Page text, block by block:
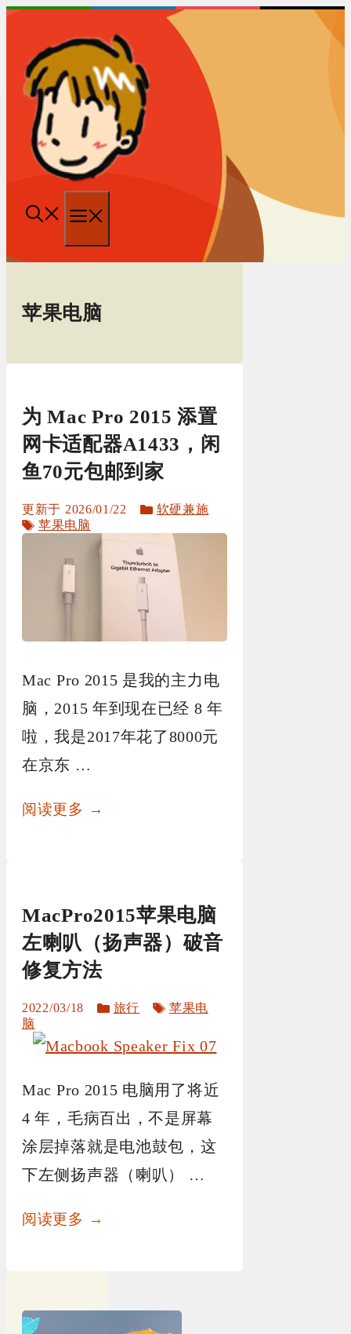
跳
单
苹果电脑
为 Mac Pro 2015 添置
网卡适配器A1433，闲
鱼70元包邮到家
2026/01/22
分
软硬兼施
标
苹果电脑
Mac Pro 2015 是我的主力电
脑，2015 年到现在已经 8 年
啦，我是2017年花了8000元
在京东 …
阅读更多 →
MacPro2015苹果电脑
左喇叭（扬声器）破音
修复方法
2022/03/18
分
旅行
标
苹果电
脑
Mac Pro 2015 电脑用了将近
4 年，毛病百出，不是屏幕
涂层掉落就是电池鼓包，这
下左侧扬声器（喇叭） …
阅读更多 →